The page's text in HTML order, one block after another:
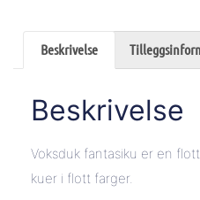
Beskrivelse
Beskrivelse
Voksduk fantasiku er en
kuer i flott farger.